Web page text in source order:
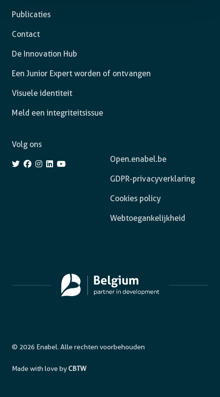
Publicaties
Contact
De Innovation Hub
Een Junior Expert worden of ontvangen
Visuele identiteit
Meld een integriteitsissue
Open.enabel.be
GDPR-privacyverklaring
Cookies policy
Webtoegankelijkheid
Volg ons
© 2026 Enabel. Alle rechten voorbehouden
Made with love byCBTW